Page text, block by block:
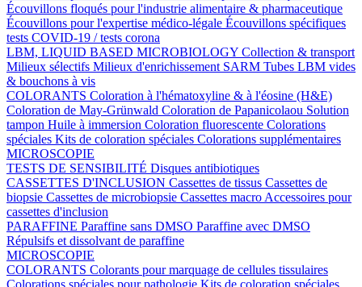
Écouvillons floqués pour l'industrie alimentaire & pharmaceutique
Écouvillons pour l'expertise médico-légale Écouvillons spécifiques
tests COVID-19 / tests corona
LBM, LIQUID BASED MICROBIOLOGY Collection & transport
Milieux sélectifs Milieux d'enrichissement SARM Tubes LBM vides
& bouchons à vis
COLORANTS Coloration à l'hématoxyline & à l'éosine (H&E)
Coloration de May-Grünwald Coloration de Papanicolaou Solution
tampon Huile à immersion Coloration fluorescente Colorations
spéciales Kits de coloration spéciales Colorations supplémentaires
MICROSCOPIE
TESTS DE SENSIBILITÉ Disques antibiotiques
CASSETTES D'INCLUSION Cassettes de tissus Cassettes de
biopsie Cassettes de microbiopsie Cassettes macro Accessoires pour
cassettes d'inclusion
PARAFFINE Paraffine sans DMSO Paraffine avec DMSO
Répulsifs et dissolvant de paraffine
MICROSCOPIE
COLORANTS Colorants pour marquage de cellules tissulaires